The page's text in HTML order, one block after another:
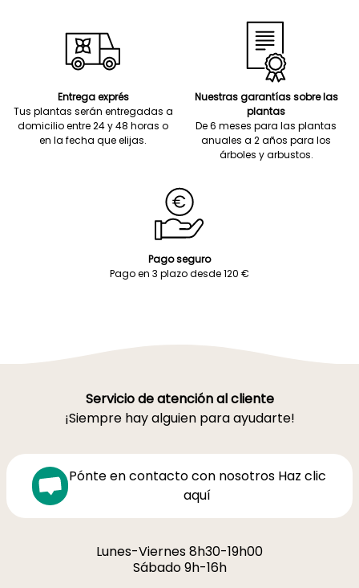
Entrega exprés
Tus plantas serán entregadas a
domicilio entre 24 y 48 horas o
en la fecha que elijas.
Nuestras garantías sobre las
plantas
De 6 meses para las plantas
anuales a 2 años para los
árboles y arbustos.
Pago seguro
Pago en 3 plazo desde 120 €
Servicio de atención al cliente
¡Siempre hay alguien para ayudarte!
Pónte en contacto con nosotros Haz clic
aquí
Lunes-Viernes 8h30-19h00
Sábado 9h-16h